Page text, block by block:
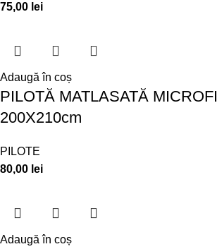
75,00 lei
Adaugă în coș
PILOTĂ MATLASATĂ
200X210cm
PILOTE
80,00 lei
Adaugă în coș